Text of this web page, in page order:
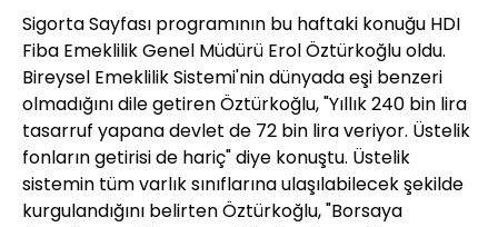
Sigorta Sayfası programının bu haftaki konuğu HDI
Fiba Emeklilik Genel Müdürü Erol Öztürkoğlu oldu.
Bireysel Emeklilik Sistemi'nin dünyada eşi benzeri
olmadığını dile getiren Öztürkoğlu, "Yıllık 240 bin lira
tasarruf yapana devlet de 72 bin lira veriyor. Üstelik
fonların getirisi de hariç" diye konuştu. Üstelik
sistemin tüm varlık sınıflarına ulaşılabilecek şekilde
kurgulandığını belirten Öztürkoğlu, "Borsaya